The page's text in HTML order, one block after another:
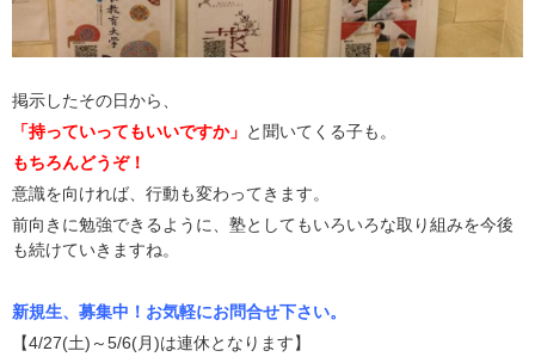
掲示したその日から、
「持っていってもいいですか」 と聞いてくる子も。
もちろんどうぞ！
意識を向ければ、行動も変わってきます。
前向きに勉強できるように、塾としてもいろいろな取り組みを今後
も続けていきますね。
新規生、募集中！お気軽にお問合せ下さい。
【4/27(土)～5/6(月)は連休となります】